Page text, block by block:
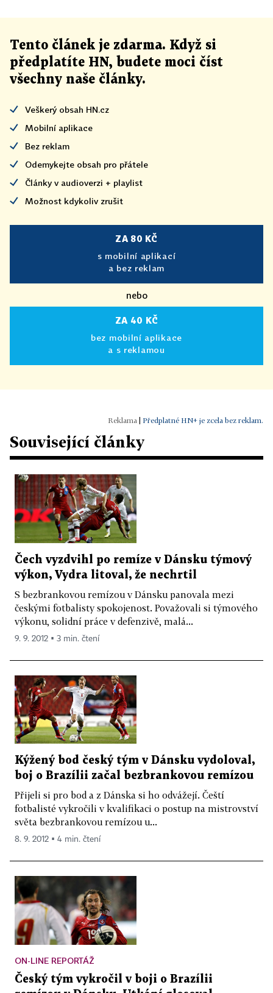
Tento článek je zdarma. Když si
předplatíte HN, budete moci číst
všechny naše články.
Veškerý obsah HN.cz
Mobilní aplikace
Bez reklam
Odemykejte obsah pro přátele
Články v audioverzi + playlist
Možnost kdykoliv zrušit
ZA 80 KČ
s mobilní aplikací
a bez reklam
nebo
ZA 40 KČ
bez mobilní aplikace
a s reklamou
Předplatné HN+ je zcela bez reklam.
Související články
Čech vyzdvihl po remíze v Dánsku týmový
výkon, Vydra litoval, že nechrtil
S bezbrankovou remízou v Dánsku panovala mezi
českými fotbalisty spokojenost. Považovali si týmového
výkonu, solidní práce v defenzivě, malá...
9. 9. 2012 ▪ 3 min. čtení
Kýžený bod český tým v Dánsku vydoloval,
boj o Brazílii začal bezbrankovou remízou
Přijeli si pro bod a z Dánska si ho odvážejí. Čeští
fotbalisté vykročili v kvalifikaci o postup na mistrovství
světa bezbrankovou remízou u...
8. 9. 2012 ▪ 4 min. čtení
ON-LINE REPORTÁŽ
Český tým vykročil v boji o Brazílii